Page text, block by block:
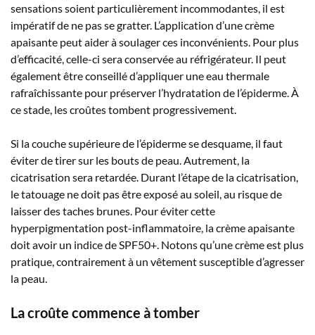
sensations soient particulièrement incommodantes, il est
impératif de ne pas se gratter. L’application d’une crème
apaisante peut aider à soulager ces inconvénients. Pour plus
d’efficacité, celle-ci sera conservée au réfrigérateur. Il peut
également être conseillé d’appliquer une eau thermale
rafraîchissante pour préserver l’hydratation de l’épiderme. À
ce stade, les croûtes tombent progressivement.
Si la couche supérieure de l’épiderme se desquame, il faut
éviter de tirer sur les bouts de peau. Autrement, la
cicatrisation sera retardée. Durant l’étape de la cicatrisation,
le tatouage ne doit pas être exposé au soleil, au risque de
laisser des taches brunes. Pour éviter cette
hyperpigmentation post-inflammatoire, la crème apaisante
doit avoir un indice de SPF50+. Notons qu’une crème est plus
pratique, contrairement à un vêtement susceptible d’agresser
la peau.
La croûte commence à tomber